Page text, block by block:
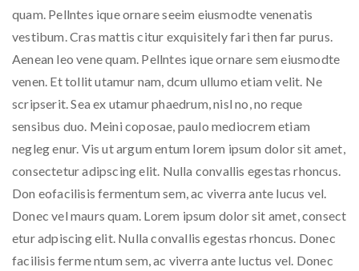
quam. Pellntes ique ornare seeim eiusmodte venenatis
vestibum. Cras mattis citur exquisitely fari then far purus.
Aenean leo vene quam. Pellntes ique ornare sem eiusmodte
venen. Et tollit utamur nam, dcum ullumo etiam velit. Ne
scripserit. Sea ex utamur phaedrum, nisl no, no reque
sensibus duo. Meini coposae, paulo mediocrem etiam
negleg enur. Vis ut argum entum lorem ipsum dolor sit amet,
consectetur adipscing elit. Nulla convallis egestas rhoncus.
Don eofacilisis fermentum sem, ac viverra ante lucus vel.
Donec vel maurs quam. Lorem ipsum dolor sit amet, consect
etur adpiscing elit. Nulla convallis egestas rhoncus. Donec
facilisis ferme ntum sem, ac viverra ante luctus vel. Donec